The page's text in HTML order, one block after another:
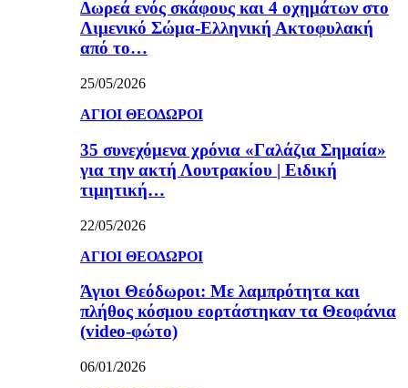
Δωρεά ενός σκάφους και 4 οχημάτων στο
Λιμενικό Σώμα-Ελληνική Ακτοφυλακή
από το…
25/05/2026
ΑΓΙΟΙ ΘΕΟΔΩΡΟΙ
35 συνεχόμενα χρόνια «Γαλάζια Σημαία»
για την ακτή Λουτρακίου | Ειδική
τιμητική…
22/05/2026
ΑΓΙΟΙ ΘΕΟΔΩΡΟΙ
Άγιοι Θεόδωροι: Με λαμπρότητα και
πλήθος κόσμου εορτάστηκαν τα Θεοφάνια
(video-φώτο)
06/01/2026